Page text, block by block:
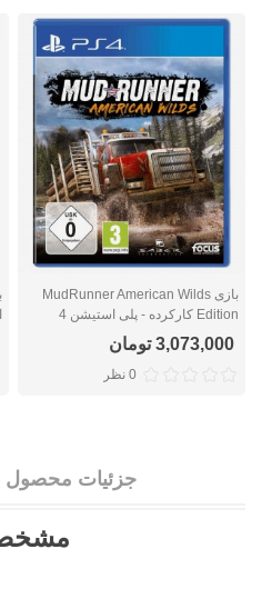
بازی MudRunner American Wilds
Edition کارکرده - پلی استیشن 4
3,073,000 تومان
0 نظر
جزئیات محصول